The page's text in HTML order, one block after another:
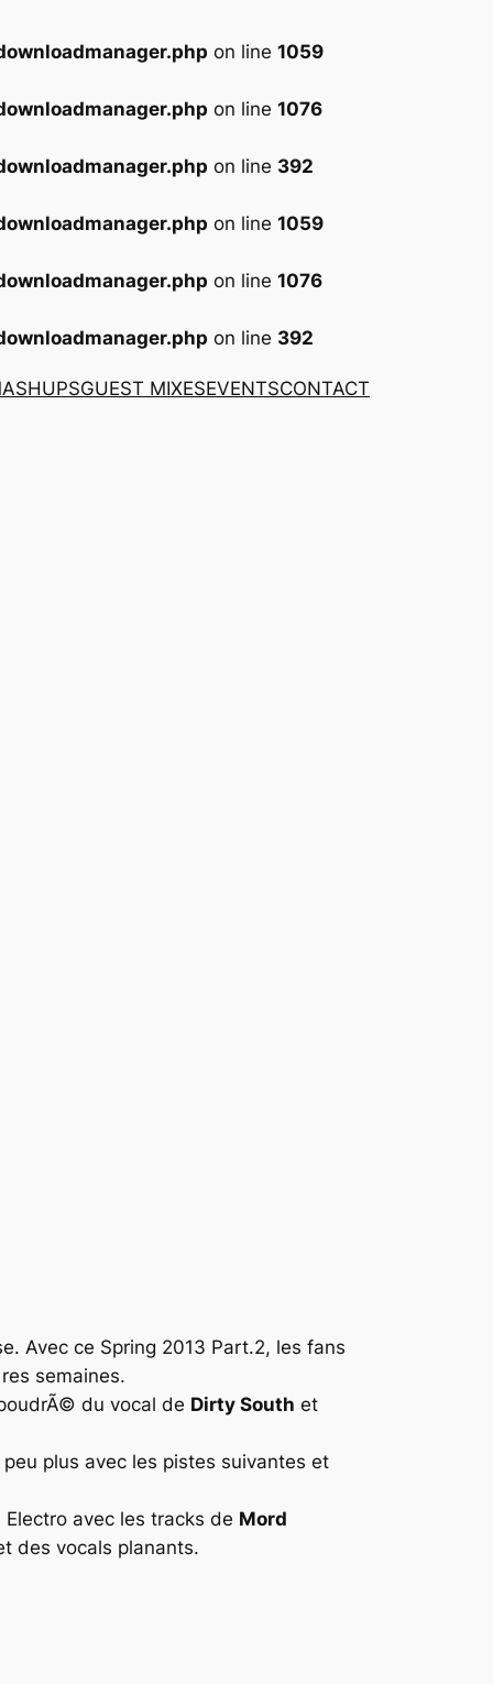
on line 1059
on line 1076
on line 392
on line 1059
on line 1076
on line 392
GUEST MIXESEVENTSCONTACT
. Avec ce Spring 2013 Part.2, les fans
semaines.
du vocal de Dirty South et
plus avec les pistes suivantes et
avec les tracks de Mord
des vocals planants.